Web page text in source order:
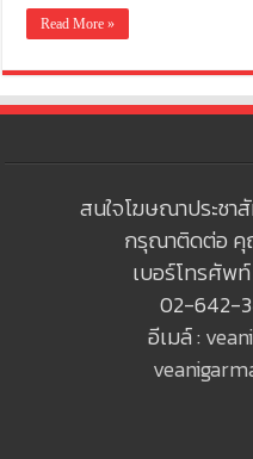
Read More »
สนใจโฆษณาประช
กรุณาติดต่อ คุ
เบอร์โทรศัพ
02-642-
อีเมล์ :